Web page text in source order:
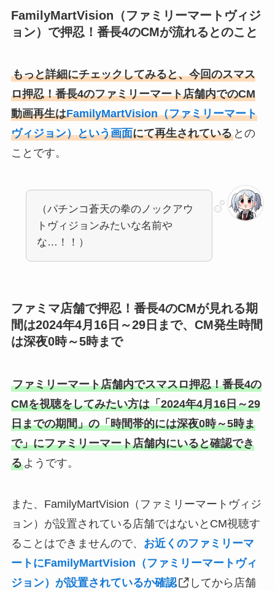
FamilyMartVision（ファミリーマートヴィジ
ョン）で押忍！番長4のCMが流れるとのこと
もっと詳細にチェックしてみると、今回のスマス
ロ押忍！番長4のファミリーマート店舗内でのCM
動画再生はFamilyMartVision（ファミリーマート
ヴィジョン）という画面にて再生されているとの
ことです。
（パチンコ蒼天の拳のノックアウ
トヴィジョンみたいな名前や
な…！！）
ファミマ店舗で押忍！番長4のCMが見れる期
間は2024年4月16日～29日まで、CM発生時間
は深夜0時～5時まで
ファミリーマート店舗内でスマスロ押忍！番長4の
CMを視聴をしてみたい方は「2024年4月16日～29
日までの期間」の「時間帯的には深夜0時～5時ま
で」にファミリーマート店舗内にいると確認でき
るようです。
また、FamilyMartVision（ファミリーマートヴィジ
ョン）が設置されている店舗ではないとCM視聴す
ることはできませんので、 お近くのファミリーマ
ートにFamilyMartVision（ファミリーマートヴィ
ジョン）が設置されているか確認
してから店舗